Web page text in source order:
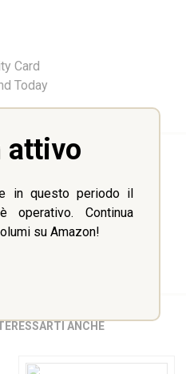
attivo
in questo periodo il
Continua
su Amazon!
Card
Today
by-Step
ANCHE